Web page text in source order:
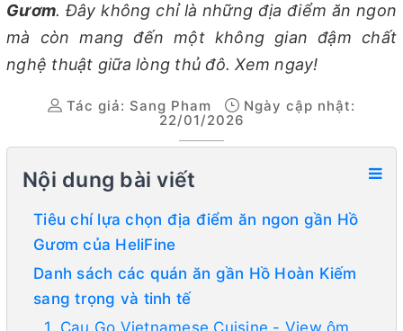
Gươm. Đây không chỉ là những địa điểm ăn ngon
mà còn mang đến một không gian đậm chất
nghệ thuật giữa lòng thủ đô. Xem ngay!
Tác giả: Sang Pham
Ngày cập nhật:
22/01/2026
Nội dung bài viết
Tiêu chí lựa chọn địa điểm ăn ngon gần Hồ
Gươm của HeliFine
Danh sách các quán ăn gần Hồ Hoàn Kiếm
sang trọng và tinh tế